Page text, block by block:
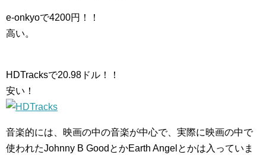
e-onkyoで4200円！！
高い。
HDTracksで20.98ドル！！
安い！
音楽的には、映画の中の音楽が中心で、実際に映画の中で
使われたJohnny B GoodとかEarth Angelとかは入っていま